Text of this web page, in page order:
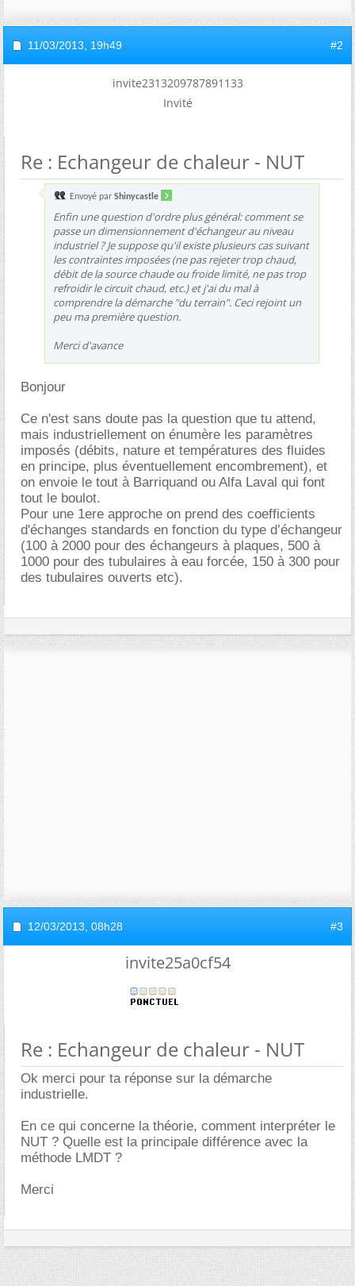
11/03/2013, 19h49 #2
invite2313209787891133
Invité
Re : Echangeur de chaleur - NUT
Envoyé par Shinycastle
Enfin une question d'ordre plus général: comment se
passe un dimensionnement d'échangeur au niveau
industriel ? Je suppose qu'il existe plusieurs cas suivant
les contraintes imposées (ne pas rejeter trop chaud,
débit de la source chaude ou froide limité, ne pas trop
refroidir le circuit chaud, etc.) et j'ai du mal à
comprendre la démarche "du terrain". Ceci rejoint un
peu ma première question.
Merci d'avance
Bonjour
Ce n'est sans doute pas la question que tu attend,
mais industriellement on énumère les paramètres
imposés (débits, nature et températures des fluides
en principe, plus éventuellement encombrement), et
on envoie le tout à Barriquand ou Alfa Laval qui font
tout le boulot.
Pour une 1ere approche on prend des coefficients
d'échanges standards en fonction du type d’échangeur
(100 à 2000 pour des échangeurs à plaques, 500 à
1000 pour des tubulaires à eau forcée, 150 à 300 pour
des tubulaires ouverts etc).
12/03/2013, 08h28 #3
invite25a0cf54
Re : Echangeur de chaleur - NUT
Ok merci pour ta réponse sur la démarche
industrielle.
En ce qui concerne la théorie, comment interpréter le
NUT ? Quelle est la principale différence avec la
méthode LMDT ?
Merci